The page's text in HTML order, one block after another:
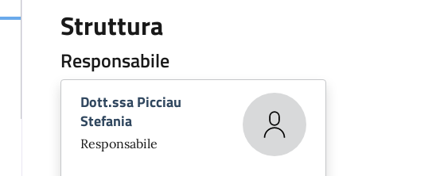
Struttura
Responsabile
Dott.ssa Picciau
Stefania
Responsabile